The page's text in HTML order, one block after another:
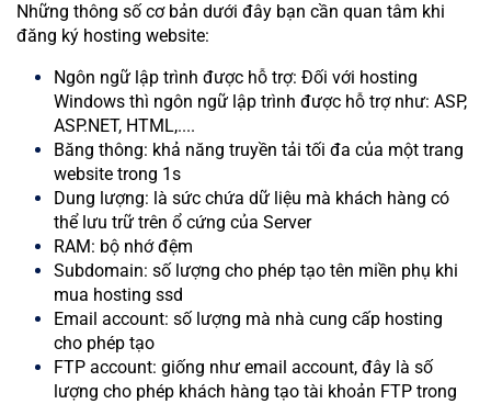
Những thông số cơ bản dưới đây bạn cần quan tâm khi
đăng ký hosting website:
Ngôn ngữ lập trình được hỗ trợ: Đối với hosting
Windows thì ngôn ngữ lập trình được hỗ trợ như: ASP,
ASP.NET, HTML,....
Băng thông: khả năng truyền tải tối đa của một trang
website trong 1s
Dung lượng: là sức chứa dữ liệu mà khách hàng có
thể lưu trữ trên ổ cứng của Server
RAM: bộ nhớ đệm
Subdomain: số lượng cho phép tạo tên miền phụ khi
mua hosting ssd
Email account: số lượng mà nhà cung cấp hosting
cho phép tạo
FTP account: giống như email account, đây là số
lượng cho phép khách hàng tạo tài khoản FTP trong